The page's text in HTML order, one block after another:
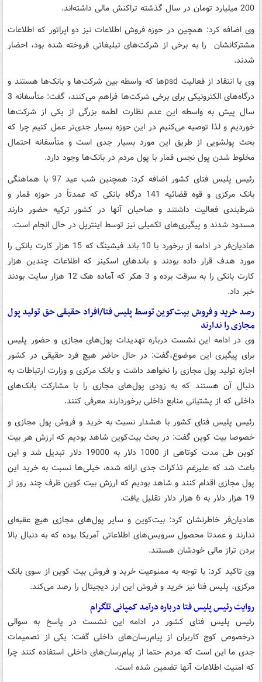
200 میلیارد تومان در سال گذشته تراکنش مالی داشته‌اند.
وی اضافه کرد: همچین در حوزه فروش اطلاعات نیز دو اپراتور که اطلاعات
مشترکانشان را به برخی از شرکت‌های تبلیغاتی فروخته شده بود، احضار
شدند.
وی با انتقاد از فعالیت psd‌ها که واسطه بین شرکت‌ها و بانک‌ها هستند و
درگاه‌های الکترونیکی برای برخی شرکت‌ها فراهم می‌کنند، گفت: متأسفانه 3
سال پیش به واسطه این عدم نظارت لطمه بزرگی از یکی از شرکت‌ها
خوردیم و لذا توصیه می‌کنیم در این حوزه بسیار جدی‌تر عمل کنیم چرا که
بحث پولشویی از طریق این مورد بسیار جدی است و متأسفانه احتمال
مخلوط شدن پول نجس قمار با پول مردم در بانک‌ها وجود دارد.
رئیس پلیس فتای کشور اضافه کرد: همچنین شب عید 97 با هماهنگی
بانک مرکزی و قوه قضائیه 141 درگاه بانکی که عمدتاً در حوزه قمار و
شرط‌بندی فعالیت داشتند و صاحبان آنها در کشور ترکیه حضور دارند
مسدود شدند و پیگیری‌های تکمیلی نیز توسط اینترپل در حال انجام است.
هادیان‌فر در ادامه از برخورد با 10 باند فیشینگ که 15 هزار کارت بانکی را
مورد هدف قرار داده بودند و باندهای اسکینر که اطلاعات چندین هزار
کارت بانکی را به سرقت برده و 3 هکر که آماده هک 12 هزار سایت بودند
خبر داد.
رصد خرید و فروش بیت‌کوین توسط پلیس فتا/افراد حقیقی حق تولید پول
مجازی را ندارند
وی در ادامه این نشست درباره تهدیدات پول‌های مجازی و حضور پلیس
برای پیگیری این موضوع،‌گفت: در حال حاضر هیچ فرد حقیقی در کشور
اجازه تولید پول مجازی را نخواهد داشت و بانک مرکزی و وزارت ارتباطات به
دنبال آن هستند که به زودی پول‌های مجازی را با مشارکت بانک‌های
داخلی که از پشتیانی منابع داخلی برخوردارند معرفی کنند.
رئیس پلیس فتای کشور با هشدار نسبت به خرید و فروش پول مجازی و
خصوصا بیت کوین گفت: در بحث بیت‌کوین شاهد بودیم که ارزش هر بیت
کوین طی مدت کوتاهی از 1000 دلار به 19000 دلار تبدیل شد و این
باعث شد که علیرغم تذکرات جدی ارائه شده، خیلی‌ها نسبت به خرید این
پول مجازی اقدام کنند و شاهد بودیم که ارزش بیت کوین ظرف چند روز از
19 هزار دلار به 6 هزار دلار تقلیل یافت.
هادیان‌فر خاطرنشان کرد: بیت‌کوین و سایر پول‌های مجازی هیچ عقبه‌ای
ندارند و عمدتا محصول سرویس‌های اطلاعاتی آمریکا بوده که به دنبال بالا
بردن تراز مالی خودشان هستند.
وی تاکید کرد: با توجه به ممنوعیت خرید و فروش بیت کوین از سوی بانک
مرکزی، پلیس فتا نیز خرید و فروش این ارز دیجیتال را رصد می‌کند.
روایت رئیس پلیس فتا درباره درآمد کمپانی تلگرام
رئیس پلیس فتای کشور در ادامه این نشست در پاسخ به سوالی
درخصوص کوچ کاربران از پیام‌رسان‌های داخلی گفت: یکی از تصمیمات
جدی ما این است که مردم حتما از پیام‌رسان‌های داخلی استفاده کنند چرا
که امنیت اطلاعات آنها تضمین شده است.